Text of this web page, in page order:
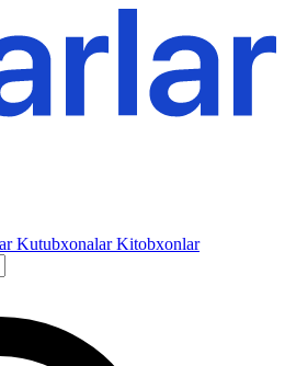
KutubxonalarKitobxonlar